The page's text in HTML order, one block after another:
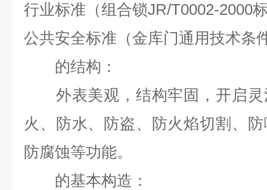
行业标准（组合锁JR/T0002-2000
公共安全标准（金库门通用技术条
的结构：
外表美观，结构牢固，开启灵
火、防水、防盗、防火焰切割、
防腐蚀等功能。
的基本构造：